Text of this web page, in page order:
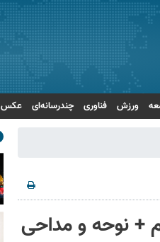
ورزش فناوری چندرسانه‌ای عکس
+ نوحه و مداحی